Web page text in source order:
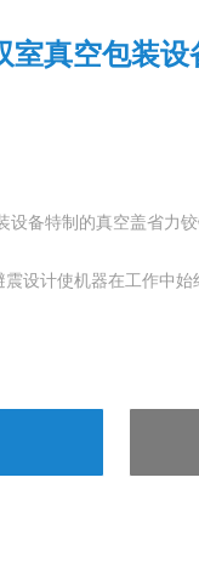
室真空包装设
设备特制的真空盖省力
设计使机器在工作中始